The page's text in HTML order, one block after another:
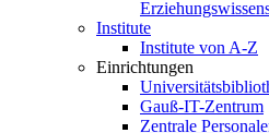
Institute
Institute von A-Z
Einrichtungen
Gauß-IT-Zentrum
Zentrale